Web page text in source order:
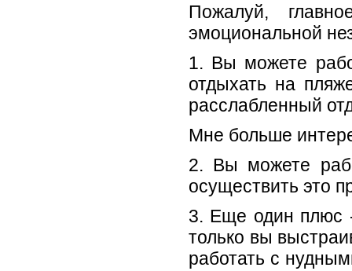
Пожалуй,
эмоциональной
1. Вы можете
отдыхать на
расслабленный
Мне больше
2. Вы можете
осуществить это
3. Еще один плюс
только вы
работать с